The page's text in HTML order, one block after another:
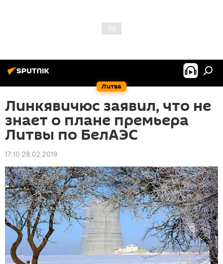
Литва
Линкявичюс заявил, что не
знает о плане премьера
Литвы по БелАЭС
17:10 28.02.2019